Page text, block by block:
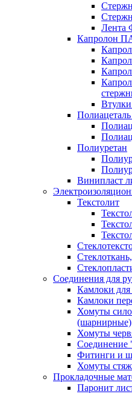
Капролон
Полиуретан
Винипласт
Текстолит
Соединения для
Камлоки для
Камлоки
Хомуты
(шарнирные)
Хомуты
Соединение
Фитинги и
Хомуты
Прокладочные
Паронит